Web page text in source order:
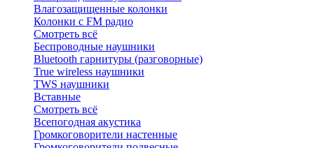
Влагозащищенные колонки
Колонки с FM радио
Смотреть всё
Беспроводные наушники
Bluetоoth гарнитуры (разговорные)
True wireless наушники
TWS наушники
Вставные
Смотреть всё
Всепогодная акустика
Громкоговорители настенные